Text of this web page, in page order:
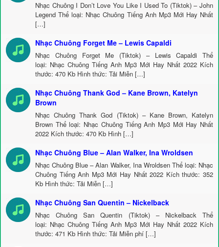
Nhạc Chuông I Don’t Love You Like I Used To (Tiktok) – John
Legend Thể loại: Nhạc Chuông Tiếng Anh Mp3 Mới Hay Nhất
[…]
Nhạc Chuông Forget Me – Lewis Capaldi
Nhạc Chuông Forget Me (Tiktok) – Lewis Capaldi Thể
loại: Nhạc Chuông Tiếng Anh Mp3 Mới Hay Nhất 2022 Kích
thước: 470 Kb Hình thức: Tải Miễn […]
Nhạc Chuông Thank God – Kane Brown, Katelyn
Brown
Nhạc Chuông Thank God (Tiktok) – Kane Brown, Katelyn
Brown Thể loại: Nhạc Chuông Tiếng Anh Mp3 Mới Hay Nhất
2022 Kích thước: 470 Kb Hình […]
Nhạc Chuông Blue – Alan Walker, Ina Wroldsen
Nhạc Chuông Blue – Alan Walker, Ina Wroldsen Thể loại: Nhạc
Chuông Tiếng Anh Mp3 Mới Hay Nhất 2022 Kích thước: 352
Kb Hình thức: Tải Miễn […]
Nhạc Chuông San Quentin – Nickelback
Nhạc Chuông San Quentin (Tiktok) – Nickelback Thể
loại: Nhạc Chuông Tiếng Anh Mp3 Mới Hay Nhất 2022 Kích
thước: 471 Kb Hình thức: Tải Miễn phí […]